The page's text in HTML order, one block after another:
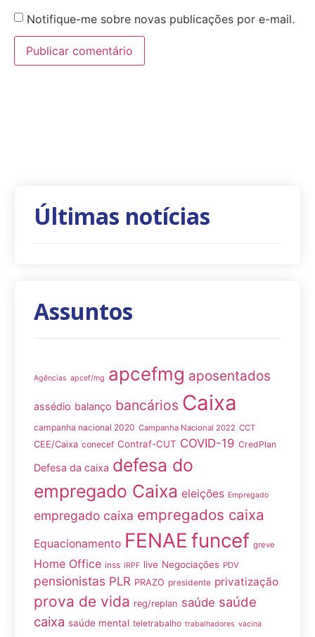
Notifique-me sobre novas publicações por e-mail.
Últimas notícias
Assuntos
Agências apcef/mg apcefmg aposentados
assédio balanço bancários Caixa
campanha nacional 2020 Campanha Nacional 2022 CCT
CEE/Caixa conecef Contraf-CUT COVID-19 CredPlan
Defesa da caixa defesa do
empregado Caixa eleições Empregado
empregado caixa empregados caixa
Equacionamento FENAE funcef greve
Home Office inss IRPF live Negociações PDV
pensionistas PLR PRAZO presidente privatização
prova de vida reg/replan saúde saúde
caixa saúde mental teletrabalho trabalhadores vacina